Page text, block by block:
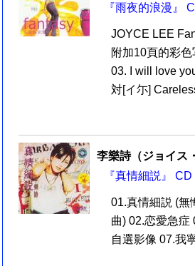
『雨夜的浪漫』
JOYCE LEE
附加10頁的彩
03. I will love
対[イ尓]
李樂詩（ジョイス
『真情細説』
01.真情細説 (無
曲) 02.恋愛急症
自選影像 07.我